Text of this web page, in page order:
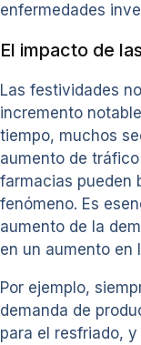
enfermedades
El impacto de
Las festividades
incremento
tiempo, muchos
aumento de
farmacias pueden
fenómeno. Es
aumento de la
en un aumento en
Por ejemplo,
demanda de
para el resfriado,